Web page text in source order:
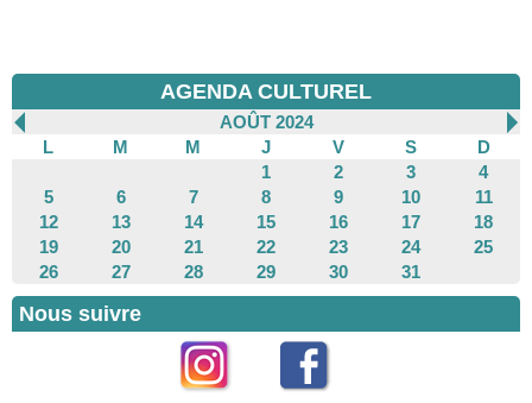
AGENDA CULTUREL
AOÛT 2024
L
M M J V S
D
1
2 3
4
5
6 7 8 9 10
11
12
13 14 15 16 17
18
19
20 21 22 23 24
25
26
27 28 29 30 31
Nous suivre